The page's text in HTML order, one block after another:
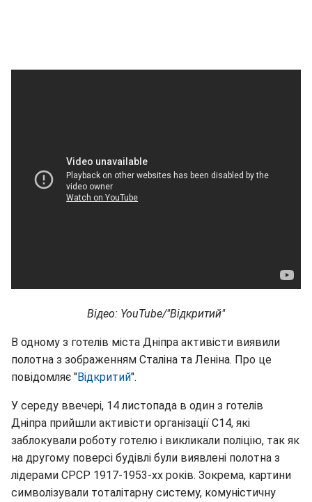
Відео: YouTube/"Відкритий"
В одному з готелів міста Дніпра активісти виявили
полотна з зображенням Сталіна та Леніна. Про це
повідомляє "Відкритий".
У середу ввечері, 14 листопада в один з готелів
Дніпра прийшли активісти організації С14, які
заблокували роботу готелю і викликали поліцію, так як
на другому поверсі будівлі були виявлені полотна з
лідерами СРСР 1917-1953-хх років. Зокрема, картини
символізували тоталітарну систему, комуністичну